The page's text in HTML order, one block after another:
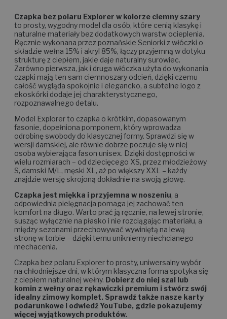
Czapka bez polaru Explorer w kolorze ciemny szary
to prosty, wygodny model dla osób, które cenią klasykę i
naturalne materiały bez dodatkowych warstw ocieplenia.
Ręcznie wykonana przez poznańskie Seniorki z włóczki o
składzie wełna 15% i akryl 85%, łączy przyjemną w dotyku
strukturę z ciepłem, jakie daje naturalny surowiec.
Zarówno pierwsza, jak i druga włóczka użyta do wykonania
czapki mają ten sam ciemnoszary odcień, dzięki czemu
całość wygląda spokojnie i elegancko, a subtelne logo z
ekoskórki dodaje jej charakterystycznego,
rozpoznawalnego detalu.
Model Explorer to czapka o krótkim, dopasowanym
fasonie, dopełniona pomponem, który wprowadza
odrobinę swobody do klasycznej formy. Sprawdzi się w
wersji damskiej, ale równie dobrze poczuje się w niej
osoba wybierająca fason unisex. Dzięki dostępności w
wielu rozmiarach – od dziecięcego XS, przez młodzieżowy
S, damski M/L, męski XL, aż po większy XXL – każdy
znajdzie wersję skrojoną dokładnie na swoją głowę.
Czapka jest miękka i przyjemna w noszeniu, a
odpowiednia pielęgnacja pomaga jej zachować ten
komfort na długo. Warto prać ją ręcznie, na lewej stronie,
susząc wyłącznie na płasko i nie rozciągając materiału, a
między sezonami przechowywać wywiniętą na lewą
stronę w torbie – dzięki temu unikniemy niechcianego
mechacenia.
Czapka bez polaru Explorer to prosty, uniwersalny wybór
na chłodniejsze dni, w którym klasyczna forma spotyka się
z ciepłem naturalnej wełny. Dobierz do niej szal lub
komin z wełny oraz rękawiczki premium i stwórz swój
idealny zimowy komplet. Sprawdź także nasze karty
podarunkowe i odwiedź YouTube, gdzie pokazujemy
więcej wyjątkowych produktów.